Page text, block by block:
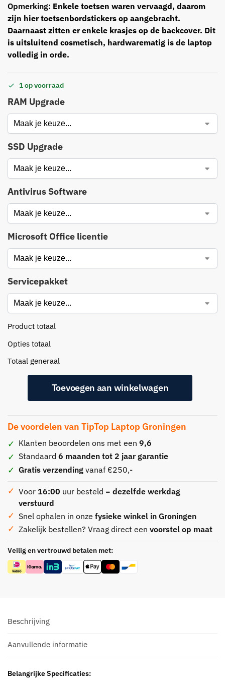
Opmerking: Enkele toetsen waren vervaagd, daarom
zijn hier toetsenbordstickers op aangebracht.
Daarnaast zitten er enkele krasjes op de backcover. Dit
is uitsluitend cosmetisch, hardwarematig is de laptop
volledig in orde.
1 op voorraad
RAM Upgrade
SSD Upgrade
Antivirus Software
Microsoft Office licentie
Servicepakket
Product totaal
Opties totaal
Totaal generaal
Toevoegen aan winkelwagen
De voordelen van TipTop Laptop Groningen
Klanten beoordelen ons met een 9,6
Standaard 6 maanden tot 2 jaar garantie
Gratis verzending vanaf €250,-
Voor 16:00 uur besteld = dezelfde werkdag
verstuurd
Snel ophalen in onze fysieke winkel in Groningen
Zakelijk bestellen? Vraag direct een voorstel op maat
Veilig en vertrouwd betalen met:
Beschrijving
Aanvullende informatie
Belangrijke Specificaties: